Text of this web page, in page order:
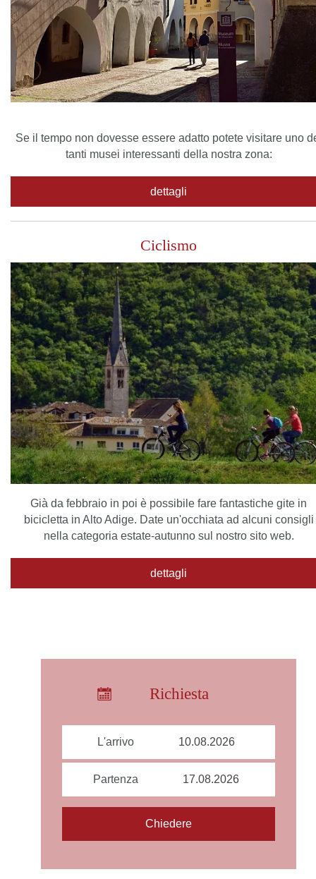
Se il tempo non dovesse essere adatto potete visitare uno
tanti musei interessanti della nostra zona:
dettagli
Ciclismo
Già da febbraio in poi è possibile fare fantastiche gite in
bicicletta in Alto Adige. Date un'occhiata ad alcuni consigli
nella categoria estate-autunno sul nostro sito web.
dettagli
Richiesta
L'arrivo
Partenza